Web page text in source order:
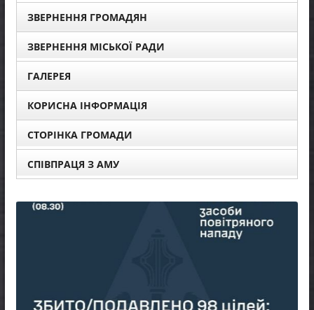
ЗВЕРНЕННЯ ГРОМАДЯН
ЗВЕРНЕННЯ МІСЬКОЇ РАДИ
ГАЛЕРЕЯ
КОРИСНА ІНФОРМАЦІЯ
СТОРІНКА ГРОМАДИ
СПІВПРАЦЯ З АМУ